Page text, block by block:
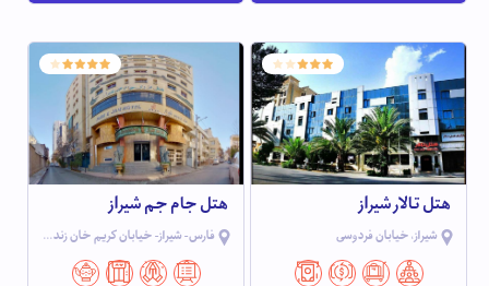
هتل تالار شیراز
شیراز، خیابان فردوسی
هتل جام جم شیراز
فارس- شیراز- خیابان کریم خان زند- خیابان رودکی